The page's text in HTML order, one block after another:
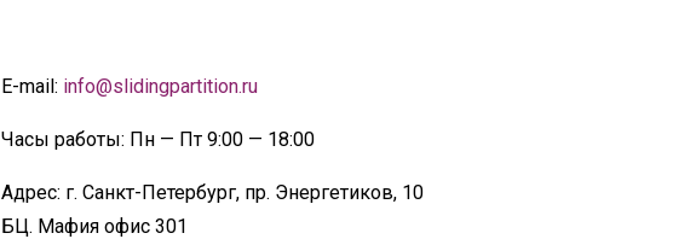
E-mail: info@slidingpartition.ru
Часы работы: Пн — Пт 9:00 — 18:00
Адрес: г. Санкт-Петербург, пр. Энергетиков, 10
БЦ. Мафия офис 301